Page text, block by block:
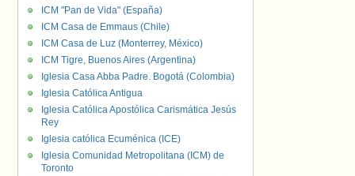
ICM "Pan de Vida" (España)
ICM Casa de Emmaus (Chile)
ICM Casa de Luz (Monterrey, México)
ICM Tigre, Buenos Aires (Argentina)
Iglesia Casa Abba Padre. Bogotá (Colombia)
Iglesia Católica Antigua
Iglesia Católica Apostólica Carismática Jesús
Rey
Iglesia católica Ecuménica (ICE)
Iglesia Comunidad Metropolitana (ICM) de
Toronto